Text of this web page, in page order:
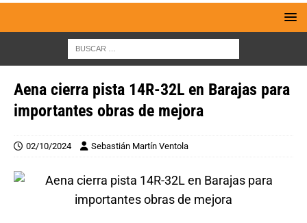
Aena cierra pista 14R-32L en Barajas para
importantes obras de mejora
02/10/2024 Sebastián Martín Ventola